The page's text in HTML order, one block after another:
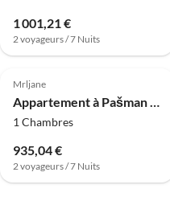
1 001,21 €
2 voyageurs / 7 Nuits
Mrljane
Appartement à Pašman près de la plage Lučina
1 Chambres
935,04 €
2 voyageurs / 7 Nuits